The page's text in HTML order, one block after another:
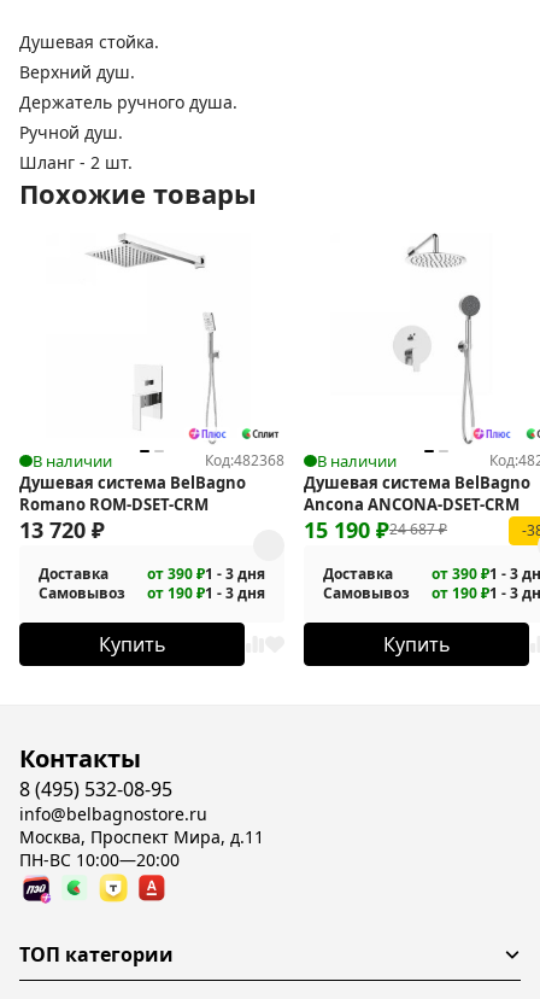
Душевая стойка.
Верхний душ.
Держатель ручного душа.
Ручной душ.
Шланг - 2 шт.
Похожие товары
В наличии Код:482368
Душевая система BelBagno
Romano ROM-DSET-CRM
13 720 ₽
Доставка от 390 ₽1 - 3 дня
Самовывоз
от 190 ₽1 - 3 дня
Купить
В наличии Код:
Душевая система BelBagno
Ancona ANCONA-DSET-CRM
24 687₽
15 190 ₽ -
Доставка от 390 ₽1 - 3
Самовывоз
от 190 ₽1 - 3
Купить
Контакты
8 (495) 532-08-95
info@belbagnostore.ru
Москва, Проспект Мира, д.11
ПН-ВС 10:00—20:00
ТОП категории